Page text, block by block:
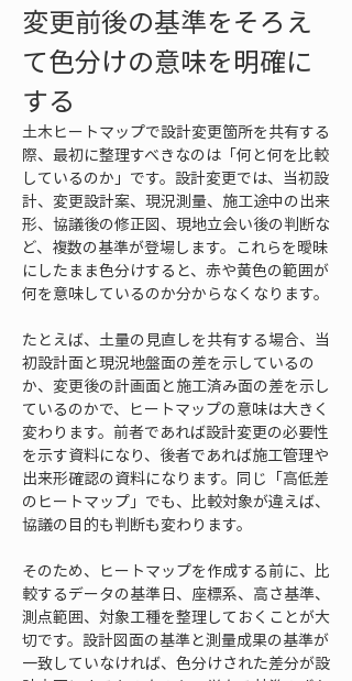
変更前後の基準をそろえ
て色分けの意味を明確に
する
土木ヒートマップで設計変更箇所を共有する
際、最初に整理すべきなのは「何と何を比較
しているのか」です。設計変更では、当初設
計、変更設計案、現況測量、施工途中の出来
形、協議後の修正図、現地立会い後の判断な
ど、複数の基準が登場します。これらを曖昧
にしたまま色分けすると、赤や黄色の範囲が
何を意味しているのか分からなくなります。
たとえば、土量の見直しを共有する場合、当
初設計面と現況地盤面の差を示しているの
か、変更後の計画面と施工済み面の差を示し
ているのかで、ヒートマップの意味は大きく
変わります。前者であれば設計変更の必要性
を示す資料になり、後者であれば施工管理や
出来形確認の資料になります。同じ「高低差
のヒートマップ」でも、比較対象が違えば、
協議の目的も判断も変わります。
そのため、ヒートマップを作成する前に、比
較するデータの基準日、座標系、高さ基準、
測点範囲、対象工種を整理しておくことが大
切です。設計図面の基準と測量成果の基準が
一致していなければ、色分けされた差分が設